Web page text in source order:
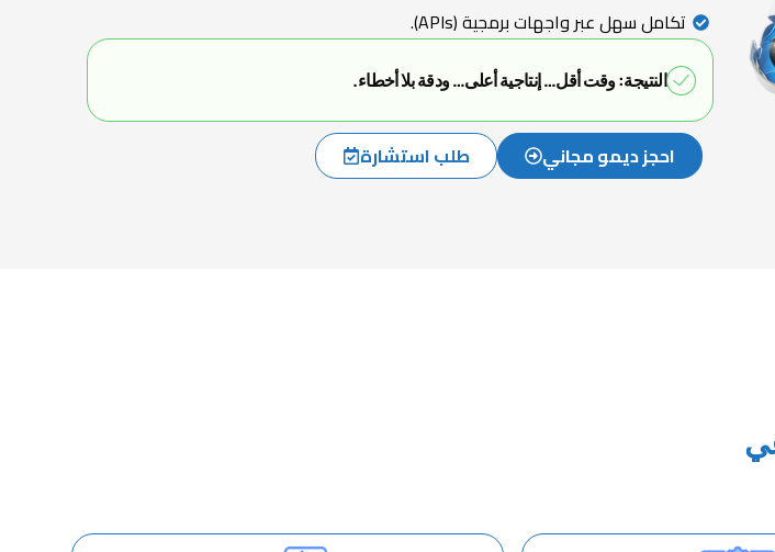
تكامل سهل عبر واجهات برمجية (APIs).
النتيجة: وقت أقل… إنتاجية أعلى… ودقة بلا أخطاء.
احجز ديمو مجاني طلب استشارة